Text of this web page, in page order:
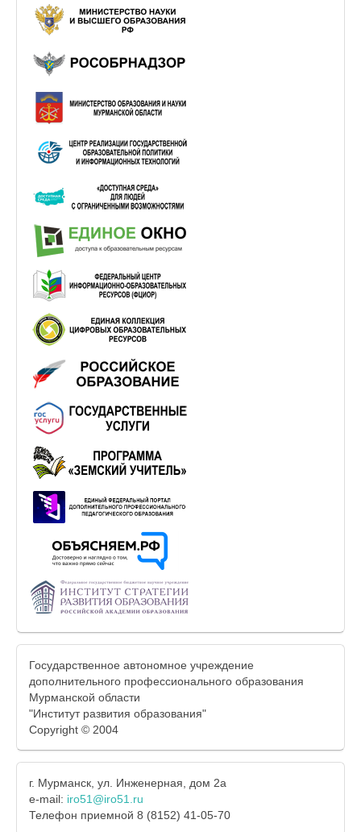
Государственное автономное учреждение
дополнительного профессионального образования
Мурманской области
"Институт развития образования"
Copyright © 2004
г. Мурманск, ул. Инженерная, дом 2а
e-mail: iro51@iro51.ru
Телефон приемной 8 (8152) 41-05-70